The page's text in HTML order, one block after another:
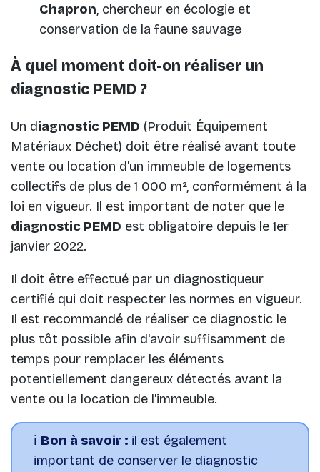
Chapron, chercheur en écologie et
conservation de la faune sauvage
À quel moment doit-on réaliser un
diagnostic PEMD ?
Un diagnostic PEMD (Produit Équipement
Matériaux Déchet) doit être réalisé avant toute
vente ou location d'un immeuble de logements
collectifs de plus de 1 000 m², conformément à la
loi en vigueur. Il est important de noter que le
diagnostic PEMD est obligatoire depuis le 1er
janvier 2022.
Il doit être effectué par un diagnostiqueur
certifié qui doit respecter les normes en vigueur.
Il est recommandé de réaliser ce diagnostic le
plus tôt possible afin d'avoir suffisamment de
temps pour remplacer les éléments
potentiellement dangereux détectés avant la
vente ou la location de l'immeuble.
ℹ️ Bon à savoir : il est également
important de conserver le diagnostic